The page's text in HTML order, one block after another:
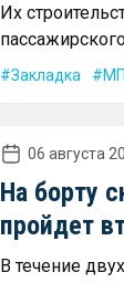
Их
Закладка
06 августа
На борту
пройдет
В течение